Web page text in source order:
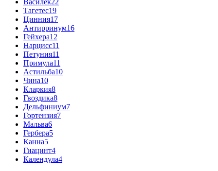
Василек22
Тагетес19
Цинния17
Антирринум16
Гейхера12
Нарцисс11
Петуния11
Примула11
Астильба10
Чина10
Кларкия8
Гвоздика8
Дельфиниум7
Гортензия7
Мальва6
Гербера5
Канна5
Гиацинт4
Календула4